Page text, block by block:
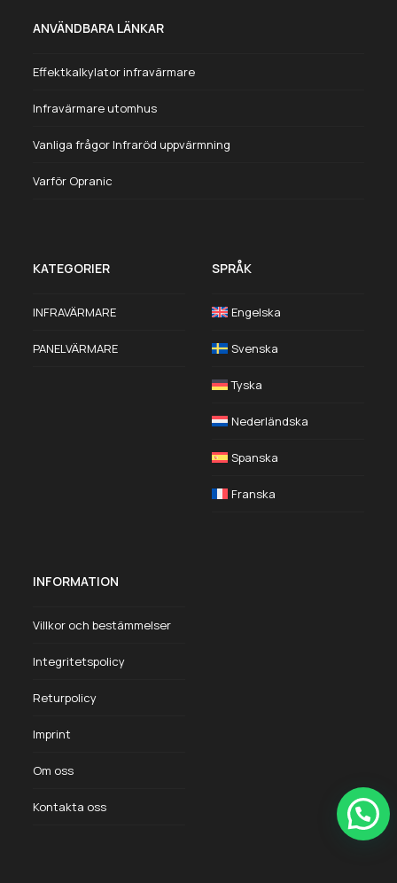
ANVÄNDBARA LÄNKAR
Effektkalkylator infravärmare
Infravärmare utomhus
Vanliga frågor Infraröd uppvärmning
Varför Opranic
KATEGORIER
INFRAVÄRMARE
PANELVÄRMARE
SPRÅK
Engelska
Svenska
Tyska
Nederländska
Spanska
Franska
INFORMATION
Villkor och bestämmelser
Integritetspolicy
Returpolicy
Imprint
Om oss
Kontakta oss